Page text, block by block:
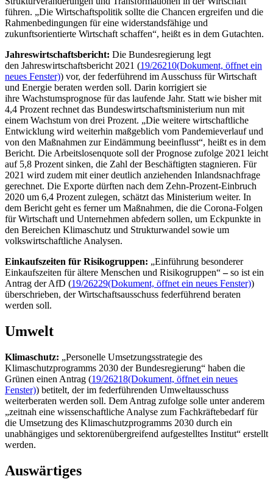
führen. „Die Wirtschaftspolitik sollte die Chancen ergreifen und die
Rahmenbedingungen für eine widerstandsfähige und
zukunftsorientierte Wirtschaft schaffen“, heißt es in dem Gutachten.
Jahreswirtschaftsbericht: Die Bundesregierung legt
den Jahreswirtschaftsbericht 2021 (19/26210(Dokument, öffnet ein
neues Fenster)) vor, der federführend im Ausschuss für Wirtschaft
und Energie beraten werden soll. Darin korrigiert sie
ihre Wachstumsprognose für das laufende Jahr. Statt wie bisher mit
4,4 Prozent rechnet das Bundeswirtschaftsministerium nun mit
einem Wachstum von drei Prozent. „Die weitere wirtschaftliche
Entwicklung wird weiterhin maßgeblich vom Pandemieverlauf und
von den Maßnahmen zur Eindämmung beeinflusst“, heißt es in dem
Bericht. Die Arbeitslosenquote soll der Prognose zufolge 2021 leicht
auf 5,8 Prozent sinken, die Zahl der Beschäftigten stagnieren. Für
2021 wird zudem mit einer deutlich anziehenden Inlandsnachfrage
gerechnet. Die Exporte dürften nach dem Zehn-Prozent-Einbruch
2020 um 6,4 Prozent zulegen, schätzt das Ministerium weiter. In
dem Bericht geht es ferner um Maßnahmen, die die Corona-Folgen
für Wirtschaft und Unternehmen abfedern sollen, um Eckpunkte in
den Bereichen Klimaschutz und Strukturwandel sowie um
volkswirtschaftliche Analysen.
Einkaufszeiten für Risikogruppen: „Einführung besonderer
Einkaufszeiten für ältere Menschen und Risikogruppen“–so ist ein
Antrag der AfD (19/26229(Dokument, öffnet ein neues Fenster))
überschrieben, der Wirtschaftsausschuss federführend beraten
werden soll.
Umwelt
Klimaschutz: „Personelle Umsetzungsstrategie des
Klimaschutzprogramms 2030 der Bundesregierung“ haben die
Grünen einen Antrag (19/26218(Dokument, öffnet ein neues
Fenster)) betitelt, der im federführenden Umweltausschuss
weiterberaten werden soll. Dem Antrag zufolge solle unter anderem
„zeitnah eine wissenschaftliche Analyse zum Fachkräftebedarf für
die Umsetzung des Klimaschutzprogramms 2030 durch ein
unabhängiges und sektorenübergreifend aufgestelltes Institut“ erstellt
werden.
Auswärtiges